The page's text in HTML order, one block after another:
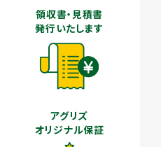
領収書・見積書
発行いたします
アグリズ
オリジナル保証